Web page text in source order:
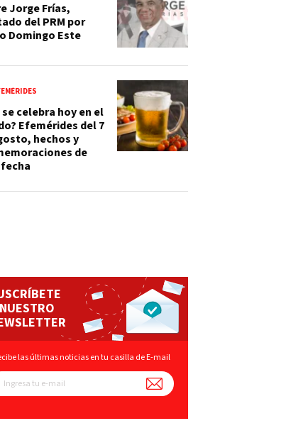
Jorge Frías,
del PRM por
Domingo Este
se celebra hoy en el
Efemérides del 7
hechos y
de
las últimas noticias en tu casilla de E-mail